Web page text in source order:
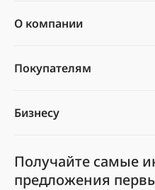
О компании
Покупателям
Бизнесу
Получайте самые
предложения